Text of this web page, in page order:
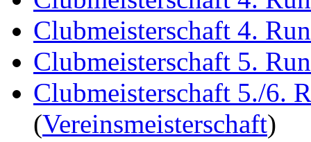
Clubmeisterschaft 4.
Clubmeisterschaft 5.
Clubmeisterschaft 5./6.
(Vereinsmeisterschaft)